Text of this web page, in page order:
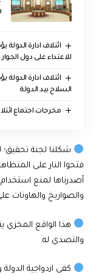
ائتلاف ادارة
للاعتداء على دول الجوار
ائتلاف ادارة
السلاح بيد الدولة
مخرجات اجتماع
شكلنا لجنة
فتحوا النار على
أصدرناها لمنع
والصواريخ والهاونات
هذا الواقع
والتصدي له.
كفى ازدواجية